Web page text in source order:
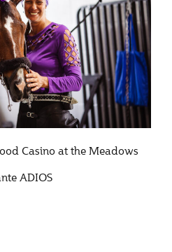
Casino at the Meadows
ADIOS